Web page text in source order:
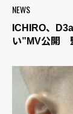
NEWS
ICHIRO、
い”MV公開